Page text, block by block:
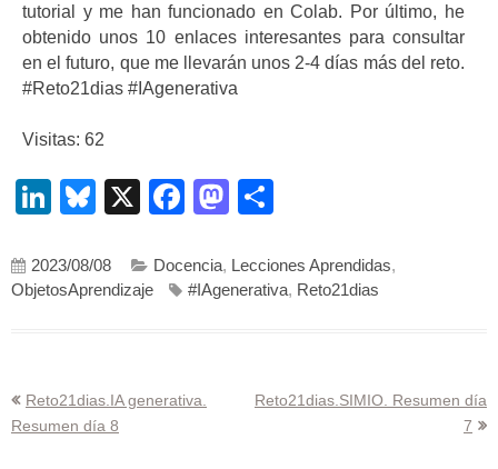
tutorial y me han funcionado en Colab. Por último, he
obtenido unos 10 enlaces interesantes para consultar
en el futuro, que me llevarán unos 2-4 días más del reto.
#Reto21dias #IAgenerativa
Visitas: 62
LinkedIn
Bluesky
X Facebook
Mastodon
2023/08/08 Docencia, Lecciones Aprendidas,
ObjetosAprendizaje
#IAgenerativa, Reto21dias
Navegación
de
Reto21dias.IA generativa.
Resumen día 8
Reto21dias.SIMIO. Resumen día
7